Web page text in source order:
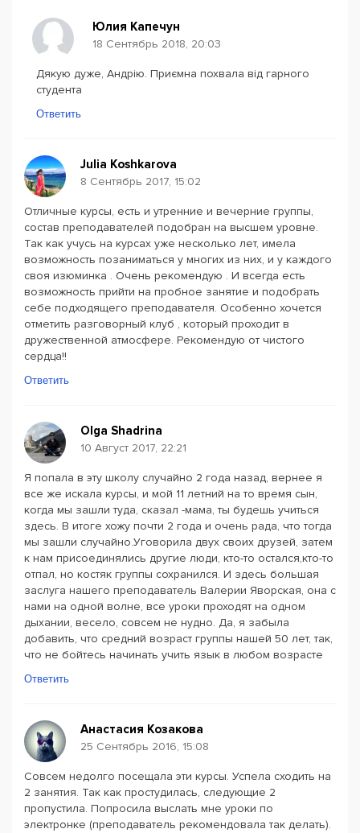
Юлия Капечун
18 Сентябрь 2018, 20:03
Дякую дуже, Андрію. Приємна похвала від гарного
студента
Ответить
Julia Koshkarova
8 Сентябрь 2017, 15:02
Отличные курсы, есть и утренние и вечерние группы,
состав преподавателей подобран на высшем уровне.
Так как учусь на курсах уже несколько лет, имела
возможность позаниматься у многих из них, и у каждого
своя изюминка . Очень рекомендую . И всегда есть
возможность прийти на пробное занятие и подобрать
себе подходящего преподавателя. Особенно хочется
отметить разговорный клуб , который проходит в
дружественной атмосфере. Рекомендую от чистого
сердца!!
Ответить
Olga Shadrina
10 Август 2017, 22:21
Я попала в эту школу случайно 2 года назад, вернее я
все же искала курсы, и мой 11 летний на то время сын,
когда мы зашли туда, сказал -мама, ты будешь учиться
здесь. В итоге хожу почти 2 года и очень рада, что тогда
мы зашли случайно.Уговорила двух своих друзей, затем
к нам присоединялись другие люди, кто-то остался,кто-то
отпал, но костяк группы сохранился. И здесь большая
заслуга нашего преподаватель Валерии Яворская, она с
нами на одной волне, все уроки проходят на одном
дыхании, весело, совсем не нудно. Да, я забыла
добавить, что средний возраст группы нашей 50 лет, так,
что не бойтесь начинать учить язык в любом возрасте
Ответить
Анастасия Козакова
25 Сентябрь 2016, 15:08
Совсем недолго посещала эти курсы. Успела сходить на
2 занятия. Так как простудилась, следующие 2
пропустила. Попросила выслать мне уроки по
электронке (преподаватель рекомендовала так делать).